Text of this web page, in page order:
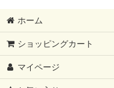
ホーム
ショッピングカート
マイページ